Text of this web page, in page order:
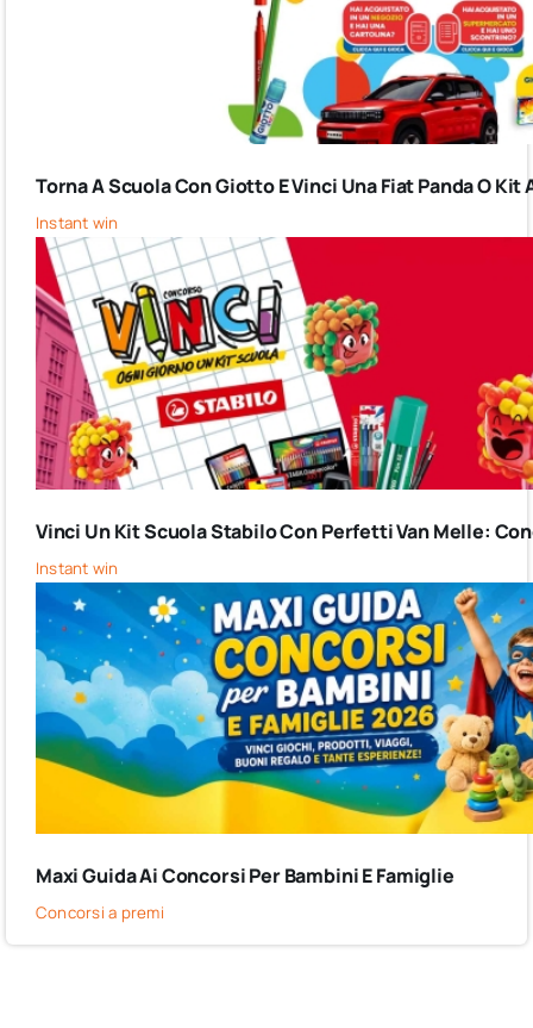
Torna A Scuola Con Giotto E Vinci Una Fiat Panda O
Instant win
Vinci Un Kit Scuola Stabilo Con Perfetti Van Melle:
Instant win
Maxi Guida Ai Concorsi Per Bambini E Famiglie
Concorsi a premi